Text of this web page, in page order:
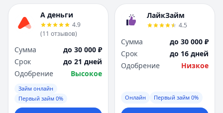
А деньги
4.9
(11 отзывов)
Сумма
до 30 000 ₽
Срок
до 21 дней
Одобрение
Высокое
Займ онлайн
Первый займ 0%
ЛайкЗайм
4.5
Сумма
до 30 000 ₽
Срок
до 16 дней
Одобрение
Низкое
Онлайн Первый займ 0%